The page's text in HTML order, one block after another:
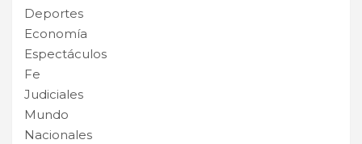
Deportes
Economía
Espectáculos
Fe
Judiciales
Mundo
Nacionales